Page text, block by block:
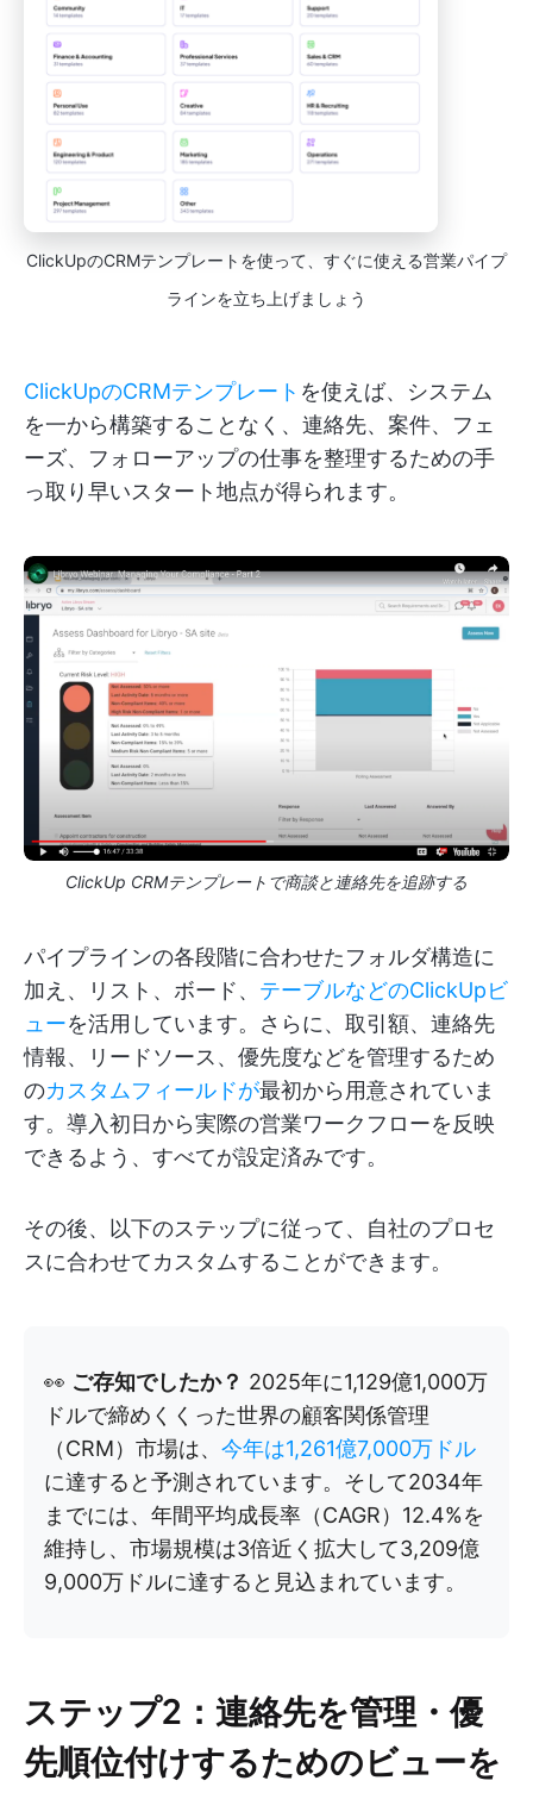
ClickUpのCRMテンプレートを使って、すぐに使える営業パイプ
ラインを立ち上げましょう
ClickUpのCRMテンプレート を使えば、システム
を一から構築することなく、連絡先、案件、フェ
ーズ、フォローアップの仕事を整理するための手
っ取り早いスタート地点が得られます。
ClickUp CRMテンプレートで商談と連絡先を追跡する
パイプラインの各段階に合わせたフォルダ構造に
加え、リスト、ボード、 テーブルなどのClickUpビ
ューを活用しています。さらに、取引額、連絡先
情報、リードソース、優先度などを管理するため
のカスタムフィールドが最初から用意されていま
す。導入初日から実際の営業ワークフローを反映
できるよう、すべてが設定済みです。
その後、以下のステップに従って、自社のプロセ
スに合わせてカスタムすることができます。
👀 ご存知でしたか？ 2025年に1,129億1,000万
ドルで締めくくった世界の顧客関係管理
（CRM）市場は、 今年は1,261億7,000万ドル
に達すると予測されています。そして2034年
までには、年間平均成長率（CAGR）12.4%を
維持し、市場規模は3倍近く拡大して3,209億
9,000万ドルに達すると見込まれています。
ステップ2：連絡先を管理・優
先順位付けするためのビューを